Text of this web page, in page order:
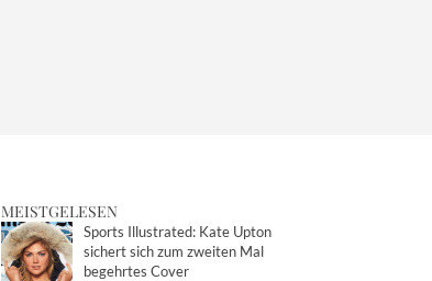
MEISTGELESEN
Sports Illustrated: Kate Upton
sichert sich zum zweiten Mal
begehrtes Cover